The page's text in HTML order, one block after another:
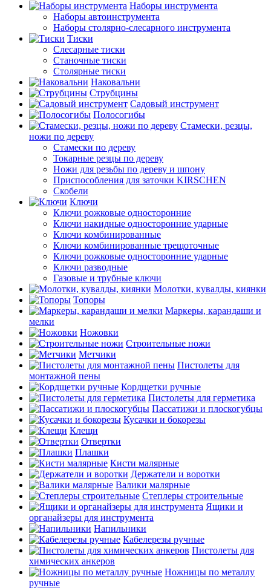
Наборы инструмента
Наборы автоинструмента
Наборы столярно-слесарного инструмента
Тиски
Слесарные тиски
Станочные тиски
Столярные тиски
Наковальни
Струбцины
Садовый инструмент
Полосогибы
Стамески, резцы,
ножи по дереву
Стамески по дереву
Токарные резцы по дереву
Ножи для резьбы по дереву и шпону
Приспособления для заточки KIRSCHEN
Скобели
Ключи
Ключи рожковые односторонние
Ключи накидные односторонние ударные
Ключи комбинированные
Ключи комбинированные трещоточные
Ключи рожковые односторонние ударные
Ключи разводные
Газовые и трубные ключи
Молотки, кувалды, киянки
Топоры
Маркеры, карандаши и
мелки
Ножовки
Строительные ножи
Метчики
Пистолеты для
монтажной пены
Кордщетки ручные
Пистолеты для герметика
Пассатижи и плоскогубцы
Кусачки и бокорезы
Клещи
Отвертки
Плашки
Кисти малярные
Держатели и воротки
Валики малярные
Степлеры строительные
Ящики и
органайзеры для инструмента
Напильники
Кабелерезы ручные
Пистолеты для
химических анкеров
Ножницы по металлу
ручные